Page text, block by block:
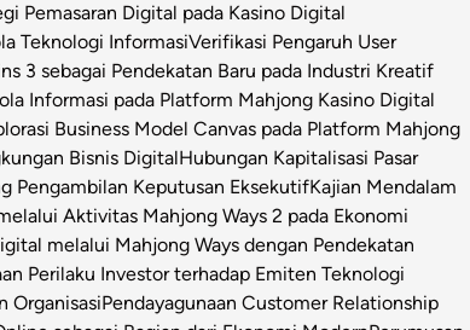
Pemasaran Digital pada Kasino Digital
Teknologi InformasiVerifikasi Pengaruh User
3 sebagai Pendekatan Baru pada Industri Kreatif
Informasi pada Platform Mahjong Kasino Digital
Business Model Canvas pada Platform Mahjong
Bisnis DigitalHubungan Kapitalisasi Pasar
Pengambilan Keputusan EksekutifKajian Mendalam
Aktivitas Mahjong Ways 2 pada Ekonomi
melalui Mahjong Ways dengan Pendekatan
Perilaku Investor terhadap Emiten Teknologi
OrganisasiPendayagunaan Customer Relationship